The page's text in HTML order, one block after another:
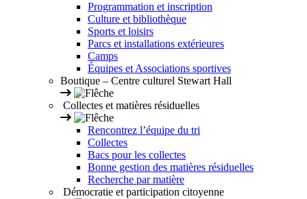
Programmation et inscription
Culture et bibliothèque
Sports et loisirs
Parcs et installations extérieures
Camps
Équipes et Associations sportives
Boutique – Centre culturel Stewart Hall
Collectes et matières résiduelles
Rencontrez l’équipe du tri
Collectes
Bacs pour les collectes
Bonne gestion des matières résiduelles
Recherche par matière
Démocratie et participation citoyenne